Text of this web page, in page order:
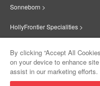
Sonneborn >
HollyFrontier Specialities >
Suniso >
By clicking “Accept All
on your device to enhance
assist in our marketing efforts.